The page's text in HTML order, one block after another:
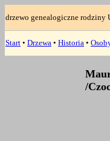
drzewo genealogiczne rodziny
Start • Drzewa • Historia •
/